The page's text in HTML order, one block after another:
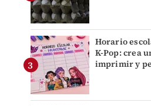
Horario
K-Pop: crea
imprimir y